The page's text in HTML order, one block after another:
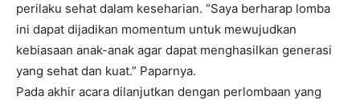
perilaku sehat dalam keseharian. “Saya berharap lomba
ini dapat dijadikan momentum untuk mewujudkan
kebiasaan anak-anak agar dapat menghasilkan generasi
yang sehat dan kuat.” Paparnya.
Pada akhir acara dilanjutkan dengan perlombaan yang